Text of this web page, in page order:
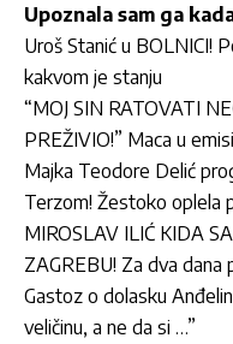
Upoznala sam ga
Uroš Stanić u BOLNICI!
kakvom je stanju
“MOJ SIN RATOVATI
PREŽIVIO!” Maca u
Majka Teodore Delić
Terzom! Žestoko oplela
MIROSLAV ILIĆ KIDA
ZAGREBU! Za dva
Gastoz o dolasku
veličinu, a ne da si …”